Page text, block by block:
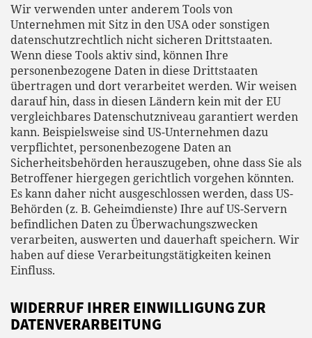
Wir verwenden unter anderem Tools von
Unternehmen mit Sitz in den USA oder sonstigen
datenschutzrechtlich nicht sicheren Drittstaaten.
Wenn diese Tools aktiv sind, können Ihre
personenbezogene Daten in diese Drittstaaten
übertragen und dort verarbeitet werden. Wir weisen
darauf hin, dass in diesen Ländern kein mit der EU
vergleichbares Datenschutzniveau garantiert werden
kann. Beispielsweise sind US-Unternehmen dazu
verpflichtet, personenbezogene Daten an
Sicherheitsbehörden herauszugeben, ohne dass Sie als
Betroffener hiergegen gerichtlich vorgehen könnten.
Es kann daher nicht ausgeschlossen werden, dass US-
Behörden (z. B. Geheimdienste) Ihre auf US-Servern
befindlichen Daten zu Überwachungszwecken
verarbeiten, auswerten und dauerhaft speichern. Wir
haben auf diese Verarbeitungstätigkeiten keinen
Einfluss.
WIDERRUF IHRER EINWILLIGUNG ZUR
DATENVERARBEITUNG